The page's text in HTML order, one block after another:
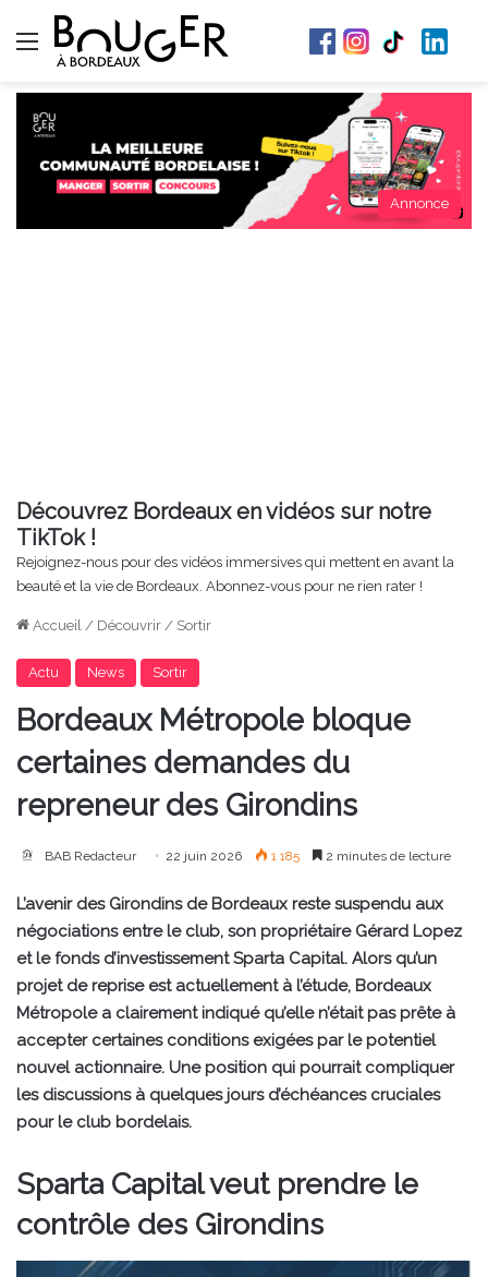
Menu
Annonce
Découvrez Bordeaux en vidéos sur notre
TikTok !
Rejoignez-nous pour des vidéos immersives qui mettent en avant la
beauté et la vie de Bordeaux. Abonnez-vous pour ne rien rater !
Accueil / Découvrir / Sortir
Actu News Sortir
Bordeaux Métropole bloque
certaines demandes du
repreneur des Girondins
BAB Redacteur 22 juin 2026 1 185 2 minutes de lecture
L’avenir des Girondins de Bordeaux reste suspendu aux
négociations entre le club, son propriétaire Gérard Lopez
et le fonds d’investissement Sparta Capital. Alors qu’un
projet de reprise est actuellement à l’étude, Bordeaux
Métropole a clairement indiqué qu’elle n’était pas prête à
accepter certaines conditions exigées par le potentiel
nouvel actionnaire. Une position qui pourrait compliquer
les discussions à quelques jours d’échéances cruciales
pour le club bordelais.
Sparta Capital veut prendre le
contrôle des Girondins